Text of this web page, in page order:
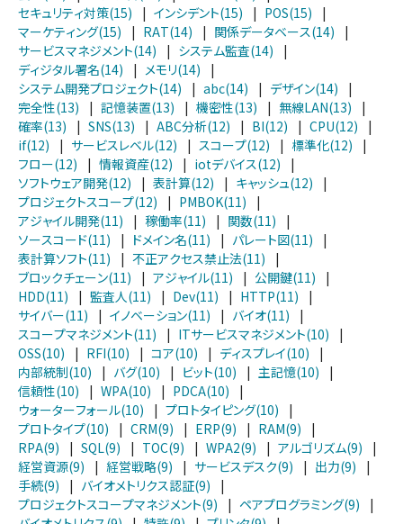
セキュリティ対策(15)
| インシデント(15) | POS(15)
|
マーケティング(15)
| RAT(14) | 関係データベース(14)
|
サービスマネジメント(14)
| システム監査(14)
|
ディジタル署名(14)
| メモリ(14)
|
システム開発プロジェクト(14)
| abc(14) | デザイン(14)
|
完全性(13)
| 記憶装置(13) | 機密性(13) | 無線LAN(13)
|
確率(13)
| SNS(13) | ABC分析(12) | BI(12) | CPU(12)
|
if(12)
| サービスレベル(12) | スコープ(12) | 標準化(12)
|
フロー(12)
| 情報資産(12) | iotデバイス(12)
|
ソフトウェア開発(12)
| 表計算(12) | キャッシュ(12)
|
プロジェクトスコープ(12)
| PMBOK(11)
|
アジャイル開発(11)
| 稼働率(11) | 関数(11)
|
ソースコード(11)
| ドメイン名(11) | パレート図(11)
|
表計算ソフト(11)
| 不正アクセス禁止法(11)
|
ブロックチェーン(11)
| アジャイル(11) | 公開鍵(11)
|
HDD(11)
| 監査人(11) | Dev(11) | HTTP(11)
|
サイバー(11)
| イノベーション(11) | バイオ(11)
|
スコープマネジメント(11)
| ITサービスマネジメント(10)
|
OSS(10)
| RFI(10) | コア(10) | ディスプレイ(10)
|
内部統制(10)
| バグ(10) | ビット(10) | 主記憶(10)
|
信頼性(10)
| WPA(10) | PDCA(10)
|
ウォーターフォール(10)
| プロトタイピング(10)
|
プロトタイプ(10)
| CRM(9) | ERP(9) | RAM(9)
|
RPA(9)
| SQL(9) | TOC(9) | WPA2(9) | アルゴリズム(9)
|
経営資源(9)
| 経営戦略(9) | サービスデスク(9) | 出力(9)
|
手続(9)
| バイオメトリクス認証(9)
|
プロジェクトスコープマネジメント(9)
| ペアプログラミング(9)
|